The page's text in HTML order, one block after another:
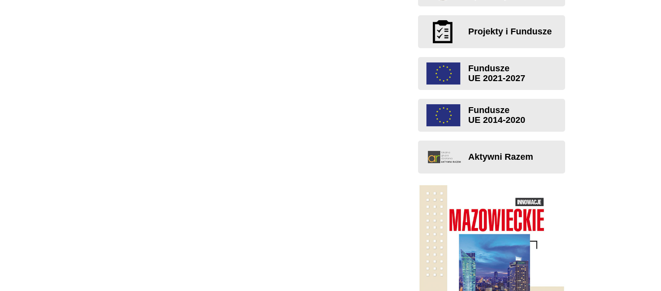
Projekty i Fundusze
Fundusze
UE 2021-2027
Fundusze
UE 2014-2020
Aktywni Razem